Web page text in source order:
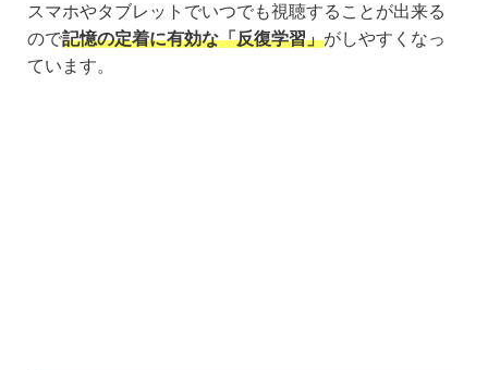
スマホやタブレットでいつでも視聴することが出来る
ので記憶の定着に有効な「反復学習」がしやすくなっ
ています。